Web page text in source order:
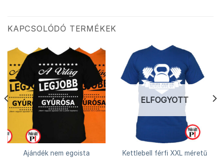
KAPCSOLÓDÓ TERMÉKEK
Ajándék nem egoista
ELFOGYOTT
Kettlebell férfi XXL méretű